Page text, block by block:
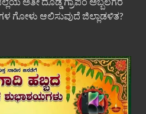
ಗೋಳು ಆಲಿಸುವುದೆ ಜಿಲ್ಲಾಡಳಿತ?